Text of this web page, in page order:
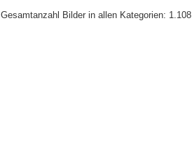
Gesamtanzahl Bilder in allen Kategorien: 1.108